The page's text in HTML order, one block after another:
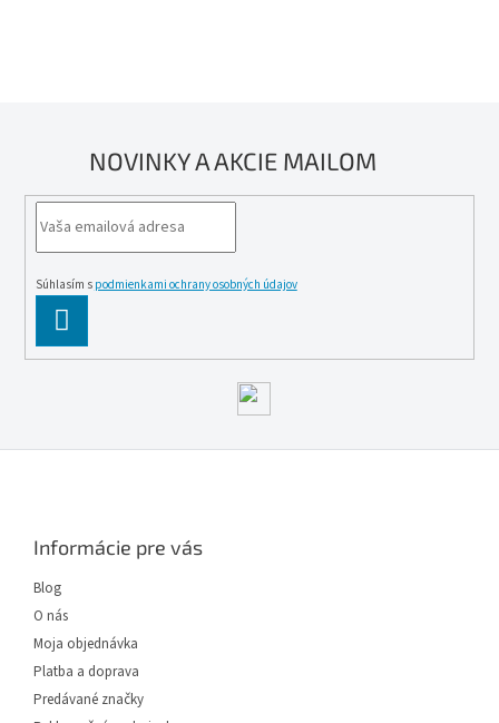
NOVINKY A AKCIE MAILOM
Súhlasím s podmienkami ochrany osobných údajov
SE
Informácie pre vás
Blog
O nás
Moja objednávka
Platba a doprava
Predávané značky